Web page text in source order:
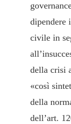
dipendere
civile in
della crisi
«così
della
dell’art.